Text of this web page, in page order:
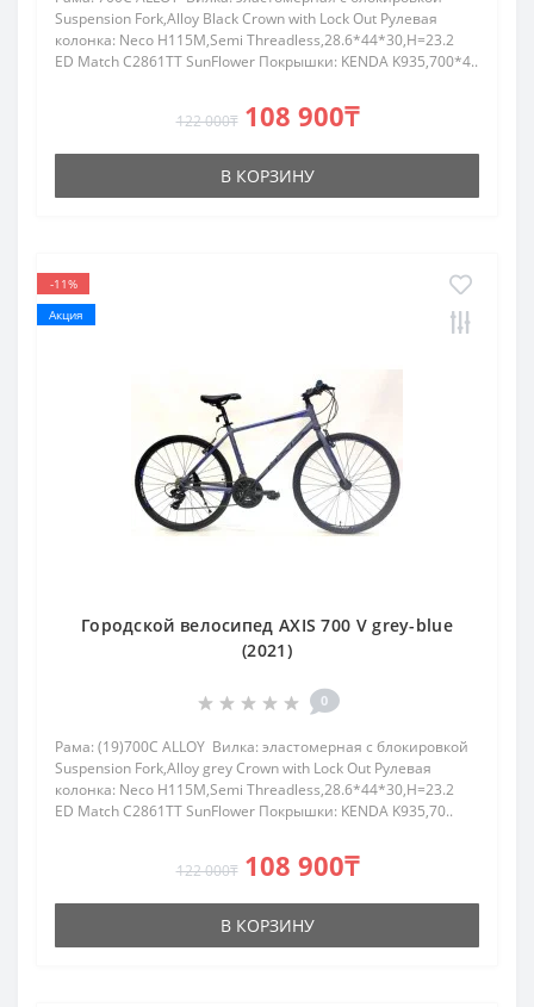
Suspension Fork,Alloy Black Crown with Lock Out Рулевая
колонка: Neco H115M,Semi Threadless,28.6*44*30,H=23.2
ED Match C2861TT SunFlower Покрышки: KENDA K935,700*4..
122 000₸ 108 900₸
В КОРЗИНУ
-11%
Акция
Городской велосипед AXIS 700 V grey-blue
(2021)
0
Рама: (19)700C ALLOY Вилка: эластомерная с блокировкой
Suspension Fork,Alloy grey Crown with Lock Out Рулевая
колонка: Neco H115M,Semi Threadless,28.6*44*30,H=23.2
ED Match C2861TT SunFlower Покрышки: KENDA K935,70..
122 000₸ 108 900₸
В КОРЗИНУ